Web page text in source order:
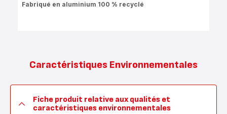
Fabriqué en aluminium 100 % recyclé
Caractéristiques Environnementales
Fiche produit relative aux qualités et
caractéristiques environnementales